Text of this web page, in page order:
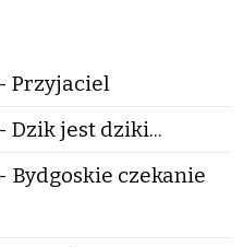
Przyjaciel
Dzik jest dziki...
Bydgoskie czekanie